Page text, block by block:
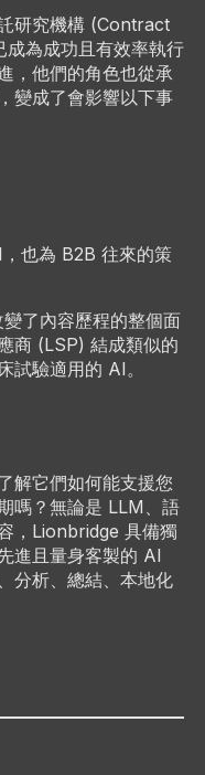
研究機構 (Contract
為成功且有效率執行
，他們的角色也從承
變成了會影響以下事
也為 B2B 往來的策
了內容歷程的整個面
商 (LSP) 結成類似的
試驗適用的 AI。
解它們如何能支援您
嗎？無論是 LLM、語
，Lionbridge 具備獨
進且量身客製的 AI
分析、總結、本地化